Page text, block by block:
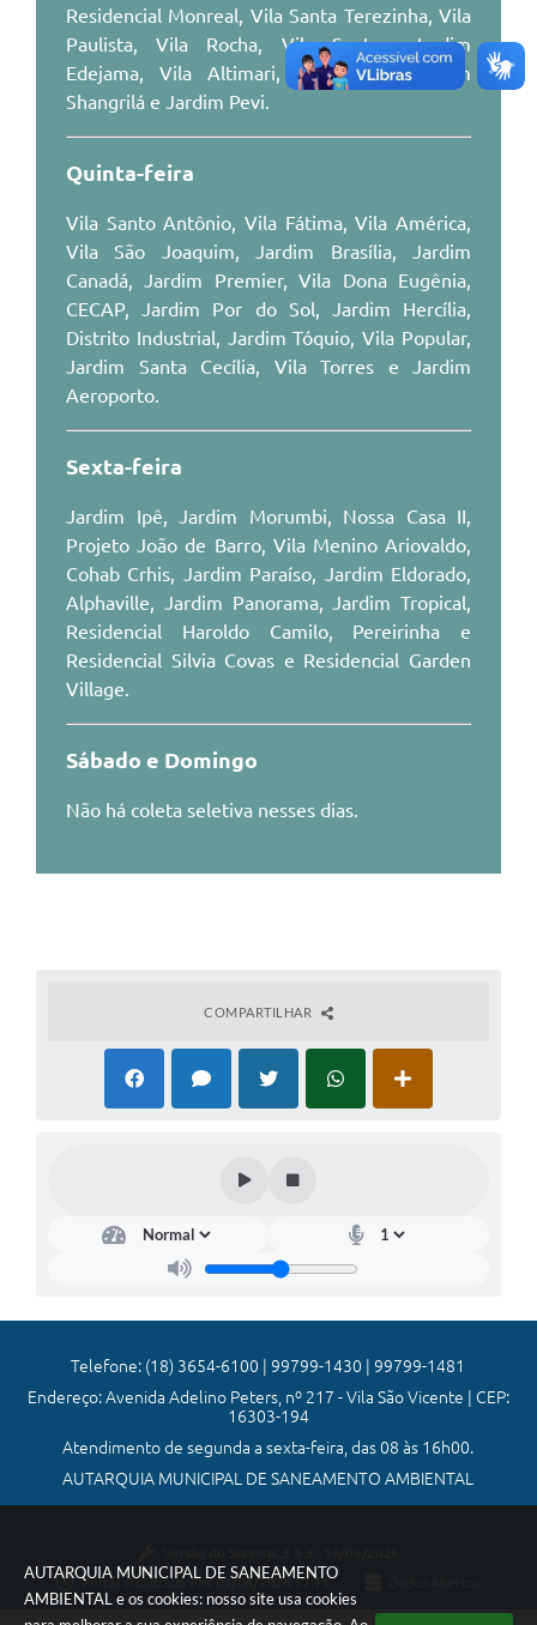
AUTARQUIA MUNICIPAL DE SANEAMENTO
AMBIENTAL e os cookies: nosso site usa cookies
Jornal
Diário Oficial
Residencial Monreal, Vila Santa Terezinha, Vila
Paulista, Vila Rocha, Vila Santos, Jardim
Edejama, Vila Altimari, Vila Peres, Jardim
Shangrilá e Jardim Pevi.
Quinta-feira
Vila Santo Antônio, Vila Fátima, Vila América,
Vila São Joaquim, Jardim Brasília, Jardim
Canadá, Jardim Premier, Vila Dona Eugênia,
CECAP, Jardim Por do Sol, Jardim Hercília,
Distrito Industrial, Jardim Tóquio, Vila Popular,
Jardim Santa Cecília, Vila Torres e Jardim
Aeroporto.
Sexta-feira
Jardim Ipê, Jardim Morumbi, Nossa Casa II,
Projeto João de Barro, Vila Menino Ariovaldo,
Cohab Crhis, Jardim Paraíso, Jardim Eldorado,
Alphaville, Jardim Panorama, Jardim Tropical,
Residencial Haroldo Camilo, Pereirinha e
Residencial Silvia Covas e Residencial Garden
Village.
Sábado e Domingo
Não há coleta seletiva nesses dias.
COMPARTILHAR
Telefone: (18) 3654-6100 | 99799-1430 | 99799-1481
Endereço: Avenida Adelino Peters, nº 217 - Vila São Vicente | CEP:
16303-194
Atendimento de segunda a sexta-feira, das 08 às 16h00.
AUTARQUIA MUNICIPAL DE SANEAMENTO AMBIENTAL
Portal atualizado em:04/08/2026 17:11